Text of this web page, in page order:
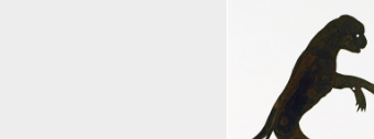
OMBRE ARTICULÉE EN